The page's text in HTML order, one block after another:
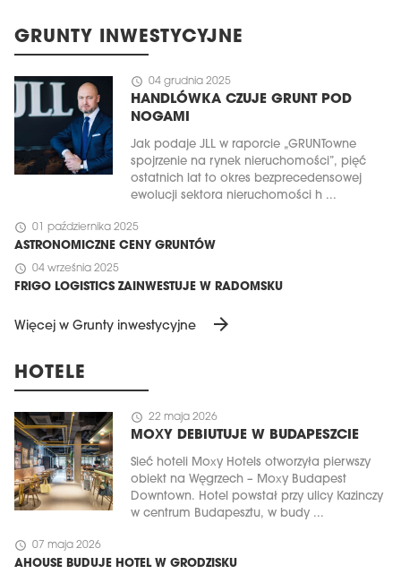
GRUNTY INWESTYCYJNE
schedule 04 grudnia 2025
HANDLÓWKA CZUJE GRUNT POD
NOGAMI
Jak podaje JLL w raporcie „GRUNTowne
spojrzenie na rynek nieruchomości”, pięć
ostatnich lat to okres bezprecedensowej
ewolucji sektora nieruchomości h ...
schedule 01 października 2025
ASTRONOMICZNE CENY GRUNTÓW
schedule 04 września 2025
FRIGO LOGISTICS ZAINWESTUJE W RADOMSKU
Więcej w Grunty inwestycyjne arrow_forward
HOTELE
schedule 22 maja 2026
MOXY DEBIUTUJE W BUDAPESZCIE
Sieć hoteli Moxy Hotels otworzyła pierwszy
obiekt na Węgrzech – Moxy Budapest
Downtown. Hotel powstał przy ulicy Kazinczy
w centrum Budapesztu, w budy ...
schedule 07 maja 2026
AHOUSE BUDUJE HOTEL W GRODZISKU